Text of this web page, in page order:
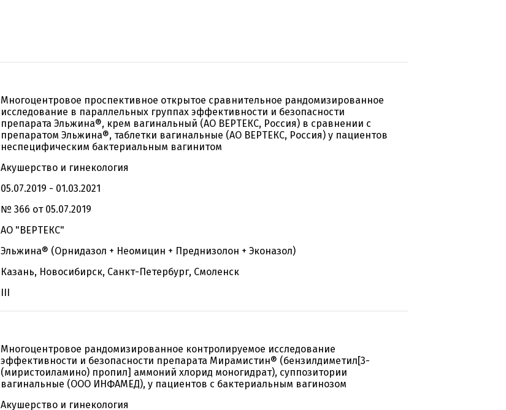
Многоцентровое проспективное открытое сравнительное рандомизированное
исследование в параллельных группах эффективности и безопасности
препарата Эльжина®, крем вагинальный (АО ВЕРТЕКС, Россия) в сравнении с
препаратом Эльжина®, таблетки вагинальные (АО ВЕРТЕКС, Россия) у пациентов
неспецифическим бактериальным вагинитом
Акушерство и гинекология
05.07.2019 - 01.03.2021
№ 366 от 05.07.2019
АО "ВЕРТЕКС"
Эльжина® (Орнидазол + Неомицин + Преднизолон + Эконазол)
Казань, Новосибирск, Санкт-Петербург, Смоленск
III
Многоцентровое рандомизированное контролируемое исследование
эффективности и безопасности препарата Мирамистин® (бензилдиметил[3-
(миристоиламино) пропил] аммоний хлорид моногидрат), суппозитории
вагинальные (ООО ИНФАМЕД), у пациентов с бактериальным вагинозом
Акушерство и гинекология